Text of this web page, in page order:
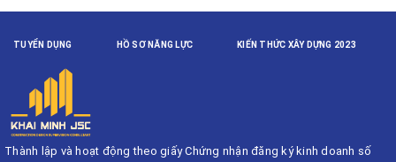
TUYỂN DỤNG HỒ SƠ NĂNG LỰC KIẾN THỨC XÂY DỰNG 2023
Thành lập và hoạt động theo giấy Chứng nhận đăng ký kinh doanh số